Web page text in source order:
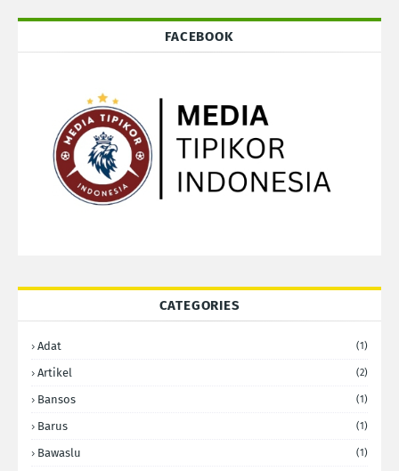
FACEBOOK
CATEGORIES
Adat (1)
Artikel (2)
Bansos (1)
Barus (1)
Bawaslu (1)